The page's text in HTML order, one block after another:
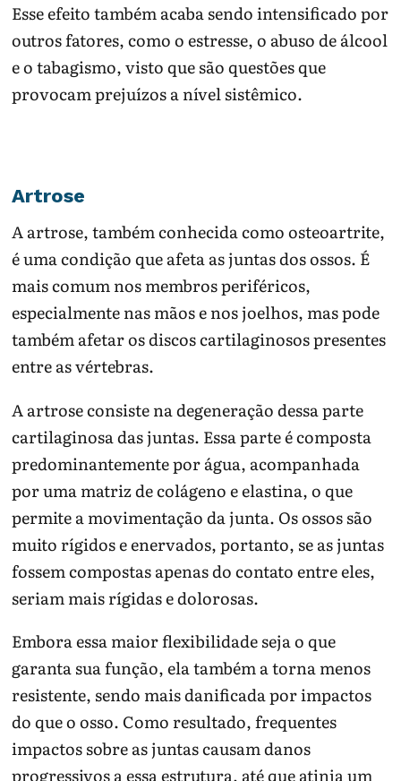
Esse efeito também acaba sendo intensificado por
outros fatores, como o estresse, o abuso de álcool
e o tabagismo, visto que são questões que
provocam prejuízos a nível sistêmico.
Artrose
A artrose, também conhecida como osteoartrite,
é uma condição que afeta as juntas dos ossos. É
mais comum nos membros periféricos,
especialmente nas mãos e nos joelhos, mas pode
também afetar os discos cartilaginosos presentes
entre as vértebras.
A artrose consiste na degeneração dessa parte
cartilaginosa das juntas. Essa parte é composta
predominantemente por água, acompanhada
por uma matriz de colágeno e elastina, o que
permite a movimentação da junta. Os ossos são
muito rígidos e enervados, portanto, se as juntas
fossem compostas apenas do contato entre eles,
seriam mais rígidas e dolorosas.
Embora essa maior flexibilidade seja o que
garanta sua função, ela também a torna menos
resistente, sendo mais danificada por impactos
do que o osso. Como resultado, frequentes
impactos sobre as juntas causam danos
progressivos a essa estrutura, até que atinja um